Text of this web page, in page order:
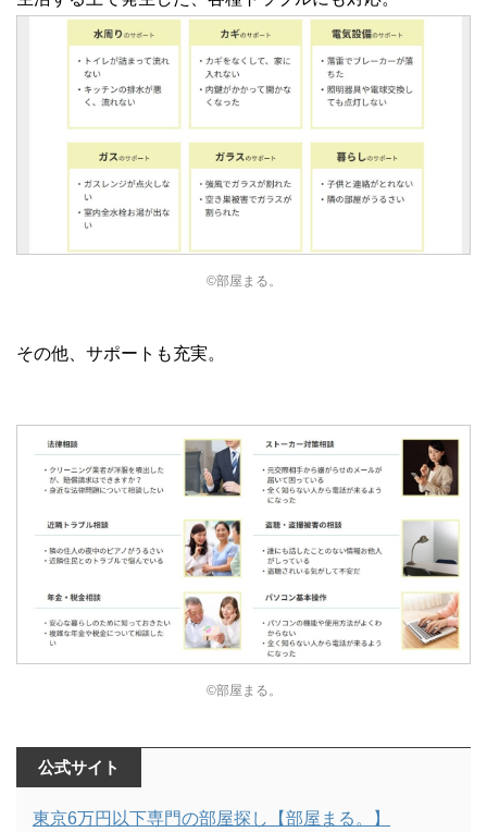
©部屋まる。
その他、サポートも充実。
©部屋まる。
公式サイト
東京6万円以下専門の部屋探し【部屋まる。】